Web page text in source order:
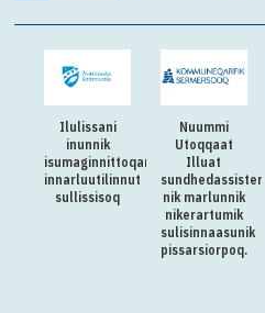
Ilulissani
inunnik
isumaginnittoqarfimmut
innarluutilinnut
sullissisoq
Nuummi
Utoqqaat
Illuat
nik marlunnik
nikerartumik
sulisinnaasunik
pissarsiorpoq.